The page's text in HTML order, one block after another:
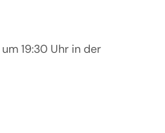
um 19:30 Uhr in der